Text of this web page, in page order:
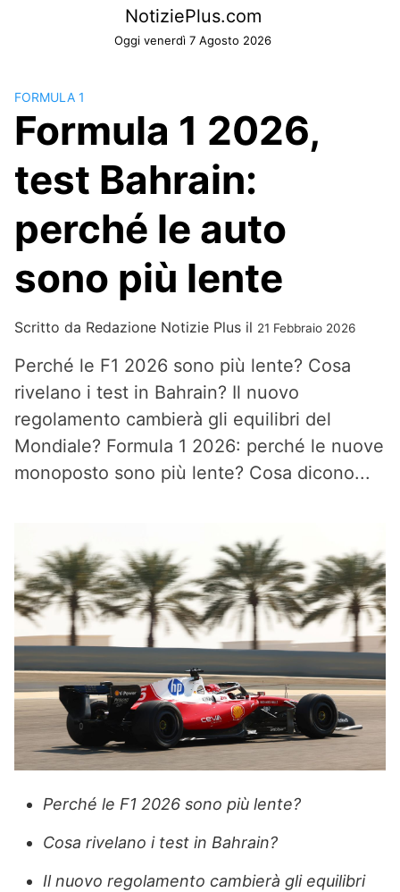
NotiziePlus.com
Oggi venerdì 7 Agosto 2026
FORMULA 1
Formula 1 2026,
test Bahrain:
perché le auto
sono più lente
Scritto da Redazione Notizie Plus il 21 Febbraio 2026
Perché le F1 2026 sono più lente? Cosa
rivelano i test in Bahrain? Il nuovo
regolamento cambierà gli equilibri del
Mondiale? Formula 1 2026: perché le nuove
monoposto sono più lente? Cosa dicono...
Perché le F1 2026 sono più lente?
Cosa rivelano i test in Bahrain?
Il nuovo regolamento cambierà gli equilibri